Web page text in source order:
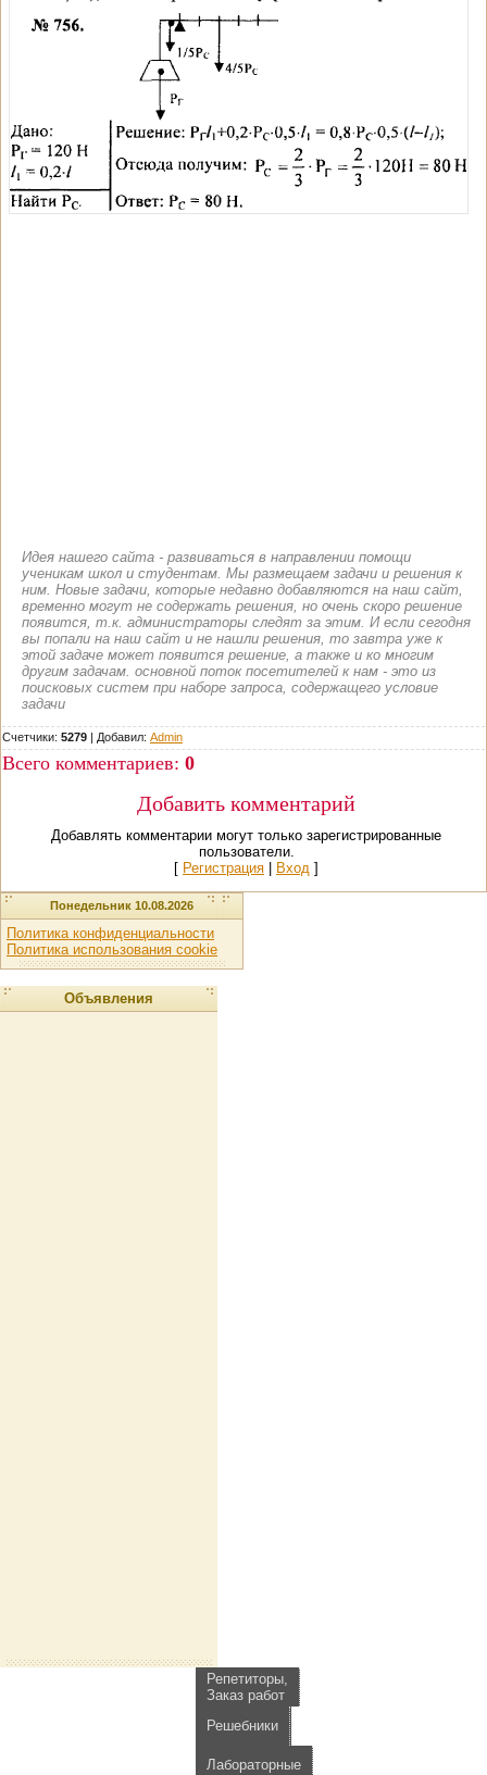
Идея нашего сайта - развиваться в направлении помощи
ученикам школ и студентам. Мы размещаем задачи и решения к
ним. Новые задачи, которые недавно добавляются на наш сайт,
временно могут не содержать решения, но очень скоро решение
появится, т.к. администраторы следят за этим. И если сегодня
вы попали на наш сайт и не нашли решения, то завтра уже к
этой задаче может появится решение, а также и ко многим
другим задачам. основной поток посетителей к нам - это из
поисковых систем при наборе запроса, содержащего условие
задачи
Счетчики: 5279 | Добавил: Admin
Всего комментариев: 0
Добавить комментарий
Добавлять комментарии могут только зарегистрированные
пользователи.
[ Регистрация Вход ]
Понедельник 10.08.2026
Политика конфиденциальности
Политика использования cookie
Объявления
Репетиторы,
Заказ работ
Решебники
Лабораторные